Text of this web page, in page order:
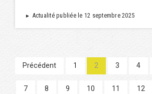
► Actualité publiée le 12 septembre 2025
Précédent 1 2 3 4
7 8 9 10 11 12